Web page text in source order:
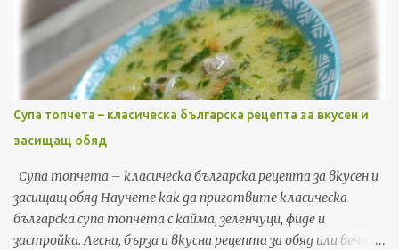
Супа топчета – класическа българска рецепта за вкусен и
засищащ обяд
Супа топчета – класическа българска рецепта за вкусен и
засищащ обяд Научете как да приготвите класическа
българска супа топчета с кайма, зеленчуци, фиде и
застройка. Лесна, бърза и вкусна рецепта за обяд или вечеря,